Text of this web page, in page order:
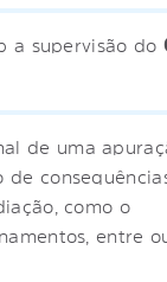
a supervisão do
de uma
como o
entre